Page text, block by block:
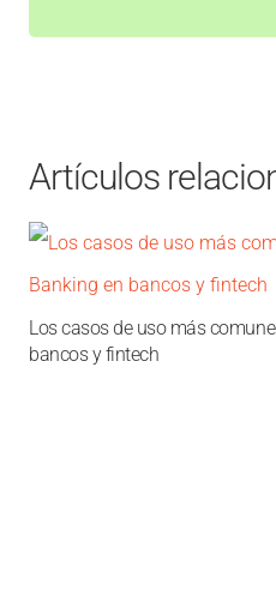
Artículos
Los casos de uso más
bancos y fintech